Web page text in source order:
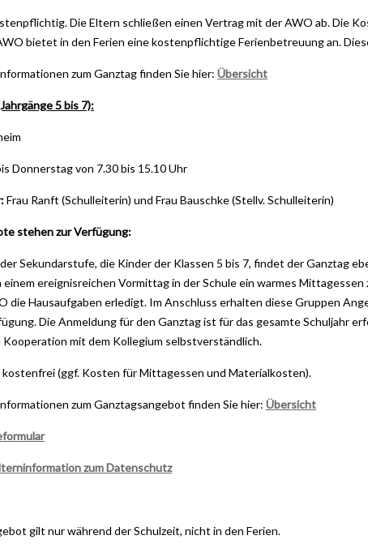
Die Eltern schließen einen Vertrag mit der AWO ab. Die
bietet in den Ferien eine kostenpflichtige Ferienbetreuung an.
zum Ganztag finden Sie hier: Übersicht
5 bis 7):
Donnerstag von 7.30 bis 15.10 Uhr
Frau Ranft (Schulleiterin) und Frau Bauschke (Stellv. Schulleiterin)
stehen zur Verfügung:
Sekundarstufe, die Kinder der Klassen 5 bis 7, findet der Ganztag
einem ereignisreichen Vormittag in der Schule ein warmes
die Hausaufgaben erledigt. Im Anschluss erhalten diese Gruppen
Die Anmeldung für den Ganztag ist für das gesamte Schuljahr
mit dem Kollegium selbstverständlich.
(ggf. Kosten für Mittagessen und Materialkosten).
zum Ganztagsangebot finden Sie hier: Übersicht
zum Datenschutz
gilt nur während der Schulzeit, nicht in den Ferien.